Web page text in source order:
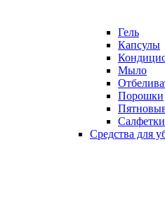
Гель
Капсулы
Мыло
Порошки
Салфетки
Средства для